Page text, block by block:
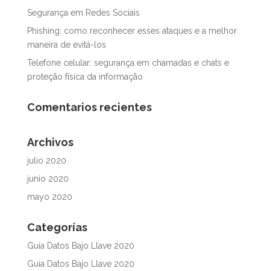
Segurança em Redes Sociais
Phishing: como reconhecer esses ataques e a melhor
maneira de evitá-los
Telefone celular: segurança em chamadas e chats e
proteção física da informação
Comentarios recientes
Archivos
julio 2020
junio 2020
mayo 2020
Categorías
Guia Datos Bajo Llave 2020
Guia Datos Bajo Llave 2020